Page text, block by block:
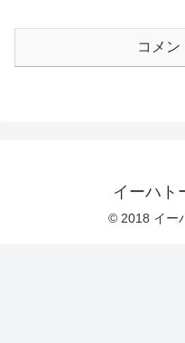
コメン
イーハト
© 2018 イー